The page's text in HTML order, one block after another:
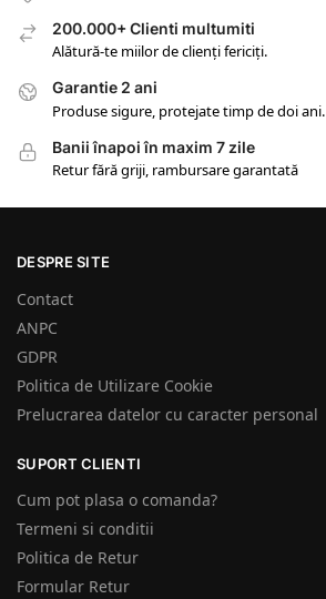
200.000+ Clienti multumiti
Alătură-te miilor de clienți fericiți.
Garantie 2 ani
Produse sigure, protejate timp de doi ani.
Banii înapoi în maxim 7 zile
Retur fără griji, rambursare garantată
DESPRE SITE
Contact
ANPC
GDPR
Politica de Utilizare Cookie
Prelucrarea datelor cu caracter personal
SUPORT CLIENTI
Cum pot plasa o comanda?
Termeni si conditii
Politica de Retur
Formular Retur